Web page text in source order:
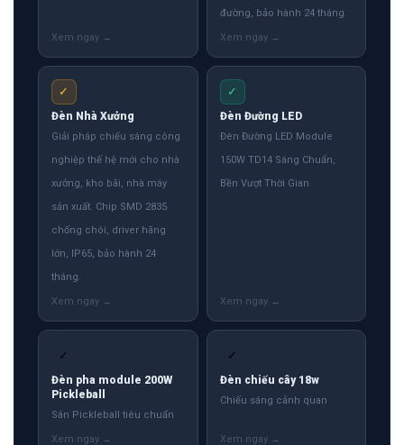
đường, bảo hành 24 tháng.
✓
Đèn Nhà Xưởng
Giải pháp chiếu sáng công
nghiệp thế hệ mới cho nhà
xưởng, kho bãi, nhà máy
sản xuất. Chip SMD 2835
chống chói, driver hãng
lớn, IP65, bảo hành 24
tháng.
✓
Đèn Đường LED
Đèn Đường LED Module
150W TD14 Sáng Chuẩn,
Bền Vượt Thời Gian
✓
Đèn pha module 200W
Pickleball
Sân Pickleball tiêu chuẩn
✓
Đèn chiếu cây 18w
Chiếu sáng cảnh quan